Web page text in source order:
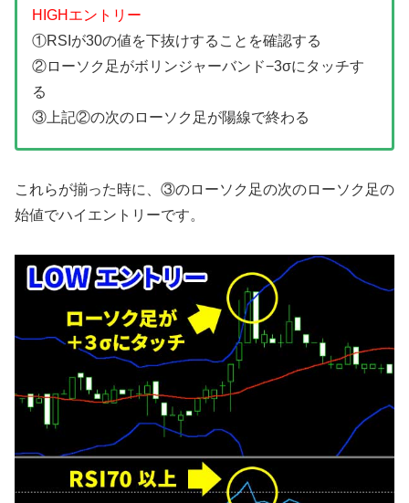
HIGHエントリー
①RSIが30の値を下抜けすることを確認する
②ローソク足がボリンジャーバンド−3σにタッチす
る
③上記②の次のローソク足が陽線で終わる
これらが揃った時に、③のローソク足の次のローソク足の
始値でハイエントリーです。